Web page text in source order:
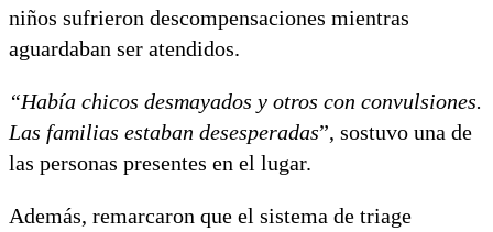
niños sufrieron descompensaciones mientras
aguardaban ser atendidos.
“Había chicos desmayados y otros con convulsiones.
Las familias estaban desesperadas”, sostuvo una de
las personas presentes en el lugar.
Además, remarcaron que el sistema de triage